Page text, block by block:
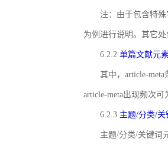
注：由于包含特殊
为例进行说明。其它
6.2.2 单篇文献元
其中，article-
article-meta出现频次可
6.2.3 主题/分类/
主题/分类/关键词